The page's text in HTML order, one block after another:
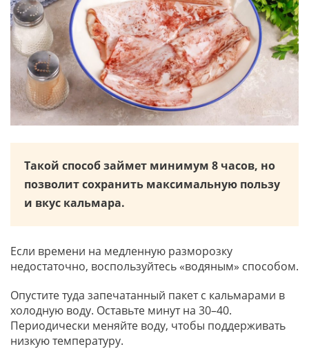
Такой способ займет минимум 8 часов, но
позволит сохранить максимальную пользу
и вкус кальмара.
Если времени на медленную разморозку
недостаточно, воспользуйтесь «водяным» способом.
Опустите туда запечатанный пакет с кальмарами в
холодную воду. Оставьте минут на 30–40.
Периодически меняйте воду, чтобы поддерживать
низкую температуру.